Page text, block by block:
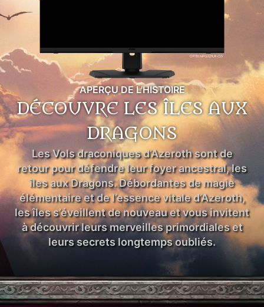
APERÇU DE L’HISTOIRE
DÉCOUVRE LES ÎLES AUX
DRAGONS
Les Vols draconiques d’Azeroth sont de
retour pour défendre leur foyer ancestral, les
îles aux Dragons. Débordantes de magie
élémentaire et de l’essence vitale d’Azeroth,
les îles s’éveillent de nouveau et vous invitent
à découvrir leurs merveilles primordiales et
leurs secrets longtemps oubliés.